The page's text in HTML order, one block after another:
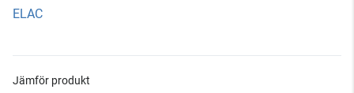
ELAC
Jämför produkt